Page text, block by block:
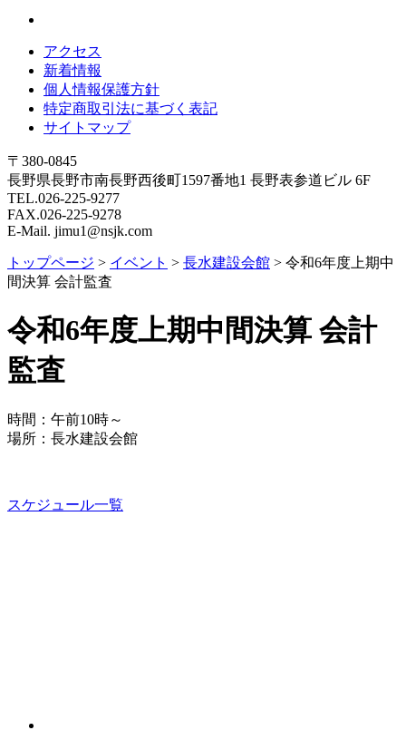
アクセス
新着情報
個人情報保護方針
特定商取引法に基づく表記
サイトマップ
〒380-0845
長野県長野市南長野西後町1597番地1 長野表参道ビル 6F
TEL.026-225-9277
FAX.026-225-9278
E-Mail. jimu1@nsjk.com
トップページ > イベント > 長水建設会館 > 令和6年度上期中
間決算 会計監査
令和6年度上期中間決算 会計
監査
時間：午前10時～
場所：長水建設会館
スケジュール一覧